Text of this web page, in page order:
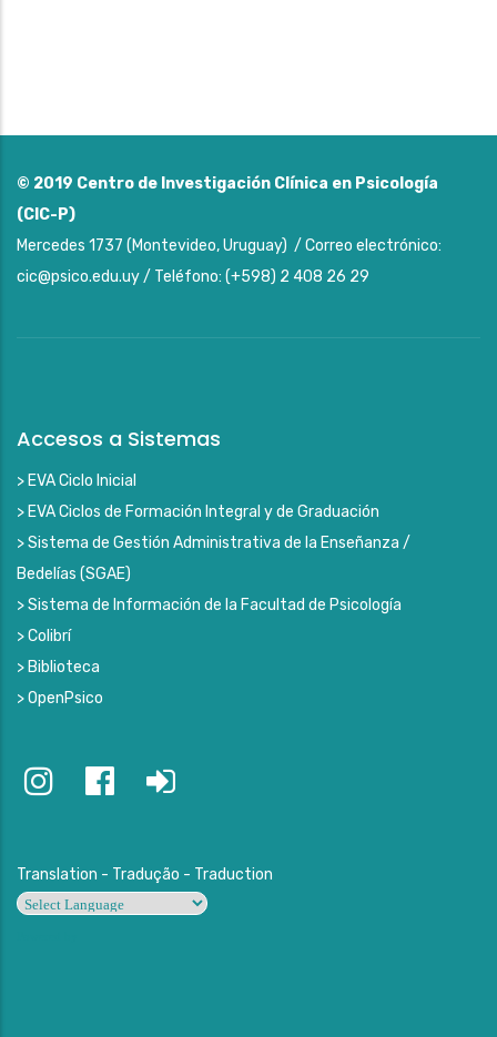
© 2019 Centro de Investigación Clínica en Psicología
(CIC-P)
Mercedes 1737 (Montevideo, Uruguay) / Correo electrónico:
cic@psico.edu.uy / Teléfono: (+598) 2 408 26 29
Accesos a Sistemas
> EVA Ciclo Inicial
> EVA Ciclos de Formación Integral y de Graduación
> Sistema de Gestión Administrativa de la Enseñanza /
Bedelías (SGAE)
> Sistema de Información de la Facultad de Psicología
> Colibrí
> Biblioteca
> OpenPsico
Translation - Tradução - Traduction